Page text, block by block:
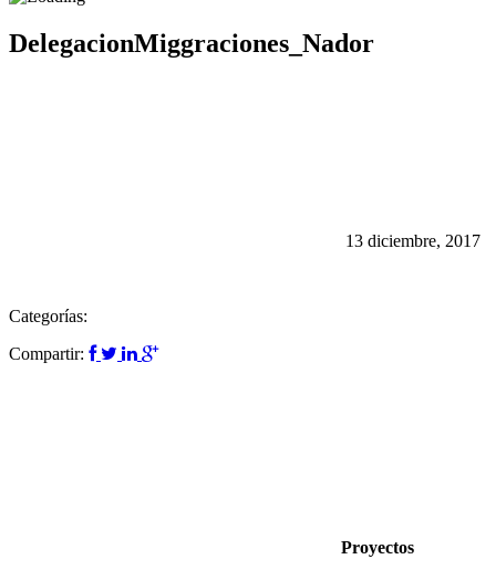
DelegacionMiggraciones_Nador
13 diciembre, 2017
Categorías:
Compartir:
Proyectos